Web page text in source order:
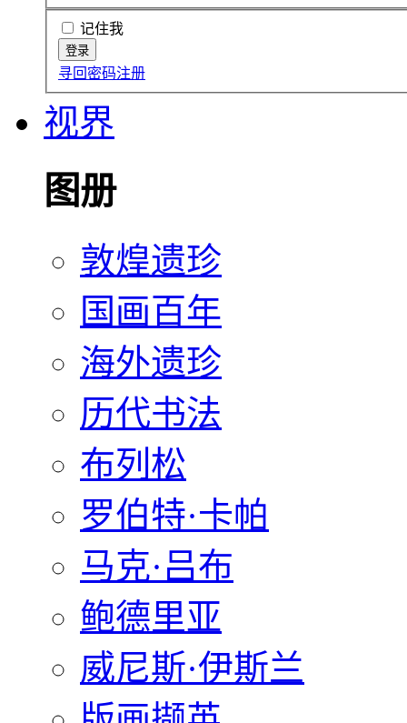
记住我
寻回密码注册
视界
图册
敦煌遗珍
国画百年
海外遗珍
历代书法
布列松
罗伯特·卡帕
马克·吕布
鲍德里亚
威尼斯·伊斯兰